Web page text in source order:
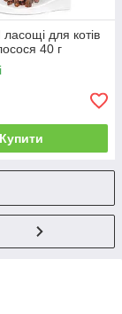
для котів
40 г
Купити